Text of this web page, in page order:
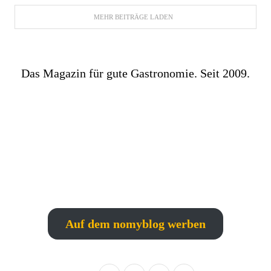
MEHR BEITRÄGE LADEN
Das Magazin für gute Gastronomie. Seit 2009.
Auf dem nomyblog werben